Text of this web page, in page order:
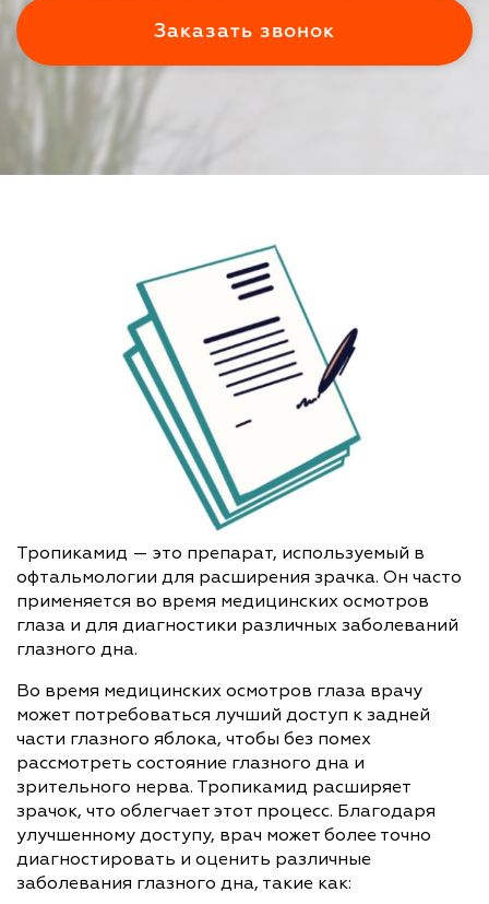
Тропикамид — это препарат, используемый в
офтальмологии для расширения зрачка. Он часто
применяется во время медицинских осмотров
глаза и для диагностики различных заболеваний
глазного дна.
Во время медицинских осмотров глаза врачу
может потребоваться лучший доступ к задней
части глазного яблока, чтобы без помех
рассмотреть состояние глазного дна и
зрительного нерва. Тропикамид расширяет
зрачок, что облегчает этот процесс. Благодаря
улучшенному доступу, врач может более точно
диагностировать и оценить различные
заболевания глазного дна, такие как: